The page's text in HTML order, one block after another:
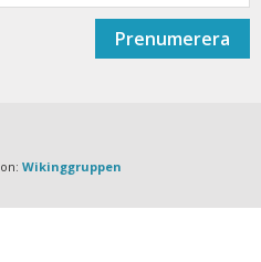
Prenumerera
Wikinggruppen